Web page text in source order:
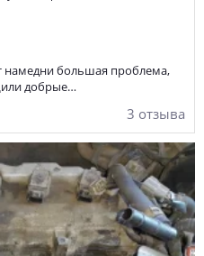
намедни большая проблема,
добрые…
3 отзыва